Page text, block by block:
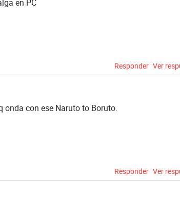
en PC
Responder Ver
onda con ese Naruto to Boruto.
Responder Ver